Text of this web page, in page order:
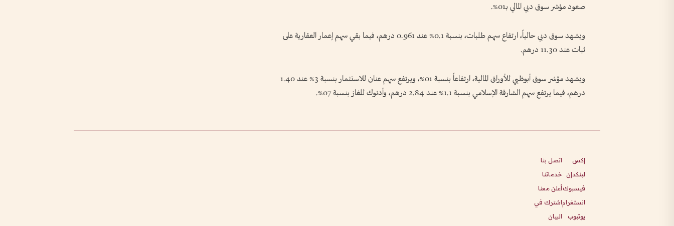
صعود مؤشر سوق دبي المالي بـ01%.
ويشهد سوق دبي حالياً، ارتفاع سهم طلبات، بنسبة 0.1% عند 0.961 درهم، فيما بقي سهم إعمار العقارية على
ثبات عند 11.30 درهم.
ويشهد مؤشر سوق أبوظبي للأوراق المالية، ارتفاعاً بنسبة 01%، ويرتفع سهم عنان للاستثمار بنسبة 3% عند 1.40
درهم، فيما يرتفع سهم الشارقة الإسلامي بنسبة 1.1% عند 2.84 درهم، وأدنوك للغاز بنسبة 07%.
إكس
لينكدإن
فيسبوك
انستغرام
يوتيوب
اتصل بنا
خدماتنا
أعلن معنا
اشترك في
البيان